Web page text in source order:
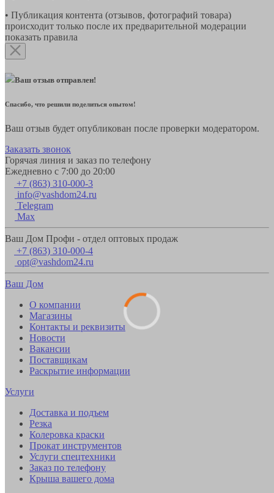
• Публикация контента (отзывов, фотографий товара)
происходит только после их предварительной модерации
показать правила
Ваш отзыв отправлен!
Спасибо, что решили поделиться опытом!
Ваш отзыв будет опубликован после проверки модератором.
Заказать звонок
Горячая линия и заказ по телефону
Ежедневно с 7:00 до 20:00
+7 (863) 310-000-3
info@vashdom24.ru
Telegram
Max
Ваш Дом Профи - отдел оптовых продаж
+7 (863) 310-000-4
opt@vashdom24.ru
Ваш Дом
О компании
Магазины
Контакты и реквизиты
Новости
Вакансии
Поставщикам
Раскрытие информации
Услуги
Доставка и подъем
Резка
Колеровка краски
Прокат инструментов
Услуги спецтехники
Заказ по телефону
Крыша вашего дома